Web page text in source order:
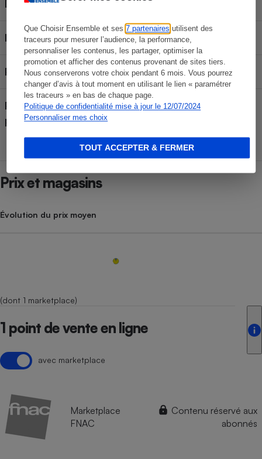
Que Choisir Ensemble et ses7 partenaires utilisent des
traceurs pour mesurer l’audience, la performance,
personnaliser les contenus, les partager, optimiser la
promotion et afficher des contenus provenant de sites tiers.
Nous conserverons votre choix pendant 6 mois. Vous pourrez
changer d’avis à tout moment en utilisant le lien « paramétrer
les traceurs » en bas de chaque page.
Politique de confidentialité mise à jour le 12/07/2024
Personnaliser mes choix
TOUT ACCEPTER & FERMER
Détecteur de présence
IP IP34
Puissance testée 1500 W
Pays de fabrication (déclaré
par le fabricant)
France
Prix et magasins
Évolution du prix moyen
(dont 1 marketplace)
1 point de vente en ligne
avec marketplace
Marketplace
FNAC
Contenu réservé aux
abonnés